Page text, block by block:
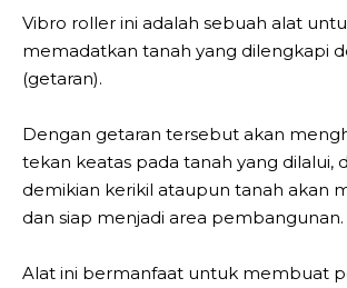
Vibro roller ini adalah sebuah alat
memadatkan tanah yang dilengkapi
(getaran).
Dengan getaran tersebut akan
tekan keatas pada tanah yang dilalui,
demikian kerikil ataupun tanah akan
dan siap menjadi area pembangunan.
Alat ini bermanfaat untuk membuat